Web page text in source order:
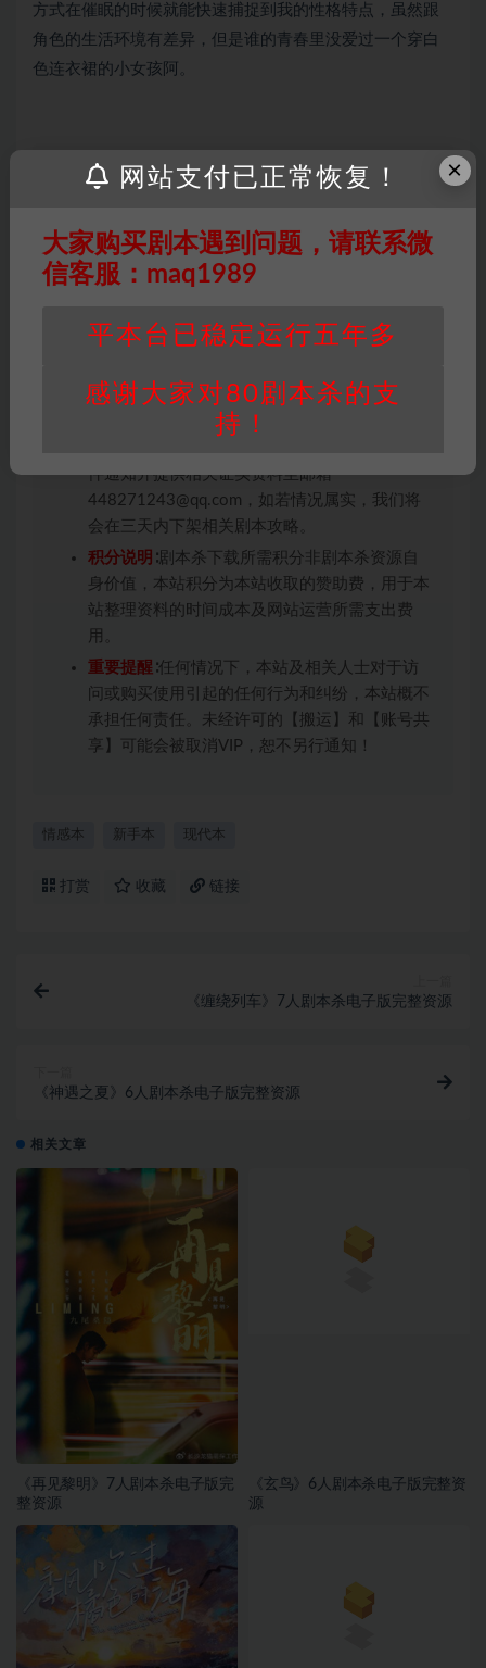
方式在催眠的时候就能快速捕捉到我的性格特点，虽然跟
角色的生活环境有差异，但是谁的青春里没爱过一个穿白
色连衣裙的小女孩阿。
效链接请联系客服补发！！！网盘不限速下载神
器→点此下载←
免责声明 ： 本站所有剧本杀资源均为网友分享
用于商业用途!任何人访问、浏览本站，购买或
条约约束，并遵守所有适用的法律法规。
：本站提供的任何剧本杀资源内容的版
件通知并提供相关证实资料至邮箱
448271243@qq.com，如若情况属实，我们将
会在三天内下架相关剧本攻略。
积分说明 ∶剧本杀下载所需积分非剧本杀资源自
身价值，本站积分为本站收取的赞助费，用于本
站整理资料的时间成本及网站运营所需支出费
用。
重要提醒 ∶任何情况下，本站及相关人士对于访
问或购买使用引起的任何行为和纠纷，本站概不
承担任何责任。未经许可的【搬运】和【账号共
享】可能会被取消VIP，恕不另行通知！
情感本 新手本 现代本
打赏 收藏 链接
《缠绕列车》7人剧本杀电子版完整资源
《神遇之夏》6人剧本杀电子版完整资源
相关文章
《再见黎明》7人剧本杀电子版完
整资源
《玄鸟》6人剧本杀电子版完整资
源
×
网站支付已正常恢复！
大家购买剧本遇到问题，请联系微
信客服：maq1989
平本台已稳定运行五年多
感谢大家对80剧本杀的支
持！